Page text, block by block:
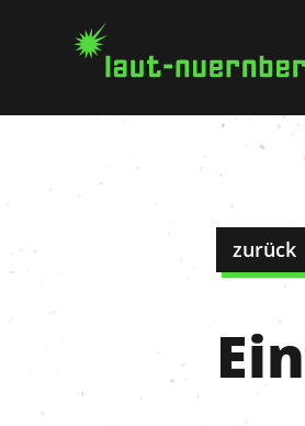
zurück